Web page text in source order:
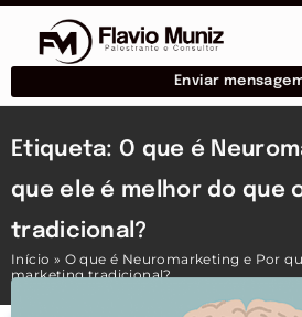
Enviar
Etiqueta: O que é
que ele é melhor do que
tradicional?
Início » O que é Neuromarketing e Por
marketing tradicional?